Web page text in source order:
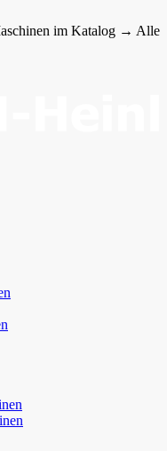
im Katalog → Alle